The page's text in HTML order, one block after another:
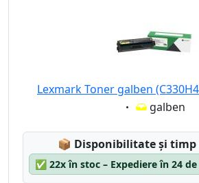
Lexmark Toner galben
Eigenschaft:
galben
📦 Lagerstatus:
Disponibilitate și timp
✅ 22x în stoc – Expediere în 24